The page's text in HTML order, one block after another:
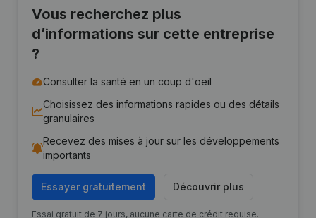
Vous recherchez plus
d’informations sur cette entreprise
?
Consulter la santé en un coup d'oeil
Choisissez des informations rapides ou des détails
granulaires
Recevez des mises à jour sur les développements
importants
Essayer gratuitement Découvrir plus
Essai gratuit de 7 jours, aucune carte de crédit requise.